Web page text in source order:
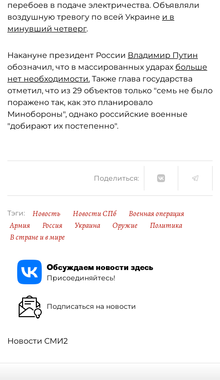
перебоев в подаче электричества. Объявляли
воздушную тревогу по всей Украине и в
минувший четверг.
Накануне президент России Владимир Путин
обозначил, что в массированных ударах больше
нет необходимости. Также глава государства
отметил, что из 29 объектов только "семь не было
поражено так, как это планировало
Минобороны", однако российские военные
"добирают их постепенно".
Поделиться:
Тэги: Новость Новости СПб
Военная операция
Армия
Россия Украина Оружие
Политика
В стране и в мире
Обсуждаем новости здесь
Присоединяйтесь!
Подписаться на новости
Новости СМИ2